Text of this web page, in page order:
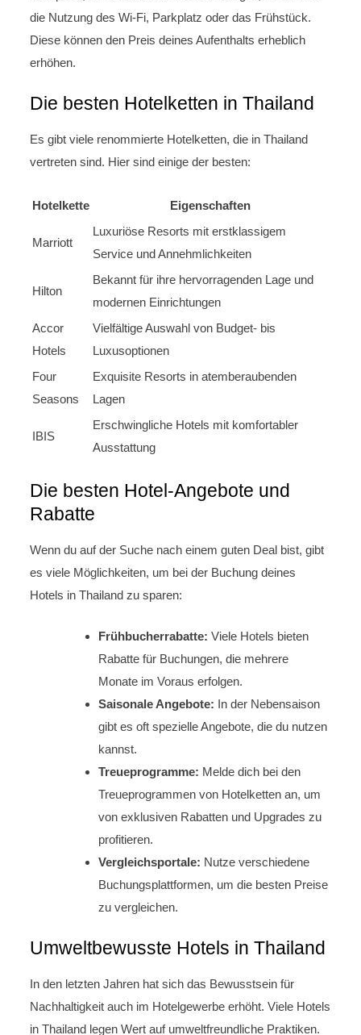
die Nutzung des Wi-Fi, Parkplatz oder das Frühstück.
Diese können den Preis deines Aufenthalts erheblich
erhöhen.
Die besten Hotelketten in Thailand
Es gibt viele renommierte Hotelketten, die in Thailand
vertreten sind. Hier sind einige der besten:
Hotelkette Eigenschaften
Marriott
Luxuriöse Resorts mit erstklassigem
Service und Annehmlichkeiten
Hilton
Bekannt für ihre hervorragenden Lage und
modernen Einrichtungen
Accor
Hotels
Vielfältige Auswahl von Budget- bis
Luxusoptionen
Four
Seasons
Exquisite Resorts in atemberaubenden
Lagen
IBIS
Erschwingliche Hotels mit komfortabler
Ausstattung
Die besten Hotel-Angebote und
Rabatte
Wenn du auf der Suche nach einem guten Deal bist, gibt
es viele Möglichkeiten, um bei der Buchung deines
Hotels in Thailand zu sparen:
Frühbucherrabatte: Viele Hotels bieten
Rabatte für Buchungen, die mehrere
Monate im Voraus erfolgen.
Saisonale Angebote: In der Nebensaison
gibt es oft spezielle Angebote, die du nutzen
kannst.
Treueprogramme: Melde dich bei den
Treueprogrammen von Hotelketten an, um
von exklusiven Rabatten und Upgrades zu
profitieren.
Vergleichsportale: Nutze verschiedene
Buchungsplattformen, um die besten Preise
zu vergleichen.
Umweltbewusste Hotels in Thailand
In den letzten Jahren hat sich das Bewusstsein für
Nachhaltigkeit auch im Hotelgewerbe erhöht. Viele Hotels
in Thailand legen Wert auf umweltfreundliche Praktiken.